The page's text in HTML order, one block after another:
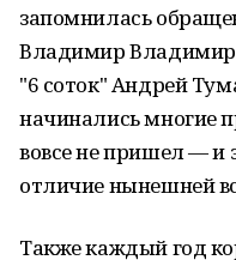
запомнилась
Владимир
"6 соток" Андрей
начинались многие
вовсе не пришел — и
отличие нынешней
Также каждый год